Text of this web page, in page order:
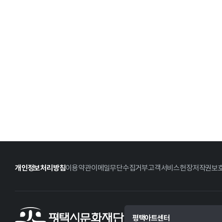
개인정보처리방침이용약관이메일무단수집거부고객서비스헌장저작권보
평택아트센터